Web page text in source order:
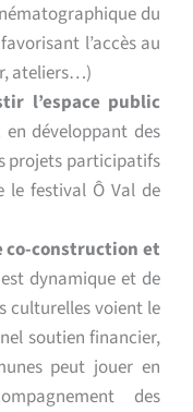
du
l’accès au
ateliers…)
l’espace public
développant des
projets participatifs
festival Ô Val de
construction et
dynamique et de
culturelles voient le
soutien financier,
peut jouer en
des